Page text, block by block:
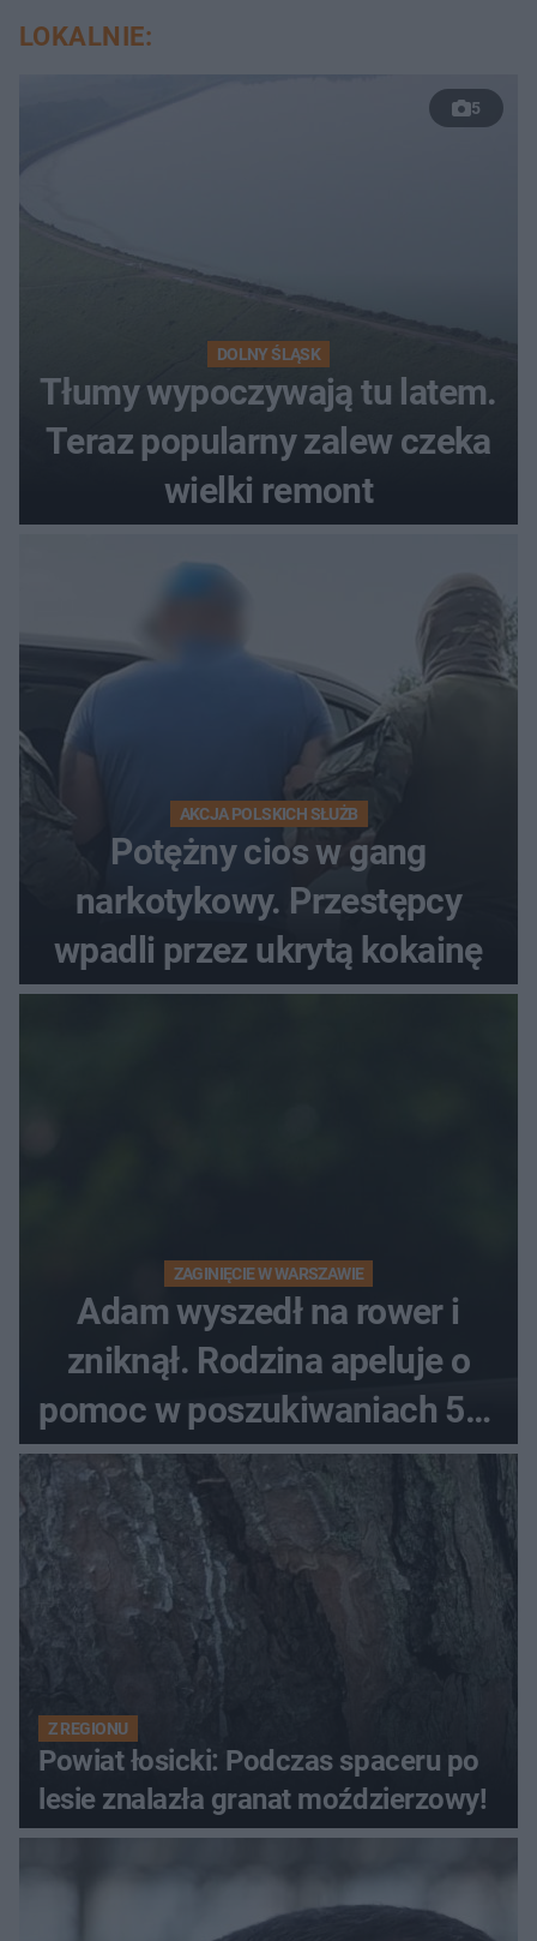
LOKALNIE:
5
DOLNY ŚLĄSK
Tłumy wypoczywają tu latem.
Teraz popularny zalew czeka
wielki remont
AKCJA POLSKICH SŁUŻB
Potężny cios w gang
narkotykowy. Przestępcy
wpadli przez ukrytą kokainę
ZAGINIĘCIE W WARSZAWIE
Adam wyszedł na rower i
zniknął. Rodzina apeluje o
pomoc w poszukiwaniach 59-
latka
Z REGIONU
Powiat łosicki: Podczas spaceru po
lesie znalazła granat moździerzowy!